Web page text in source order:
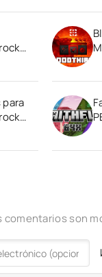
comentarios son